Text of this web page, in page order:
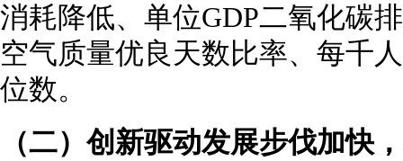
消耗降低、单位GDP二氧化碳
空气质量优良天数比率、每千
位数。
（二）创新驱动发展步伐加快